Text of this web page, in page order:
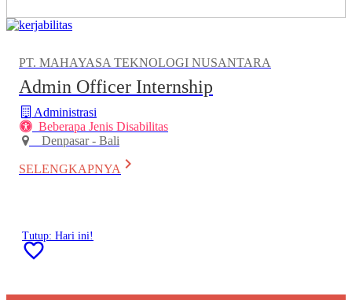
PT. MAHAYASA TEKNOLOGI NUSANTARA
Admin Officer Internship
Administrasi
Beberapa Jenis Disabilitas
Denpasar - Bali
SELENGKAPNYA keyboard_arrow_right
Tutup: Hari ini!
favorite_border